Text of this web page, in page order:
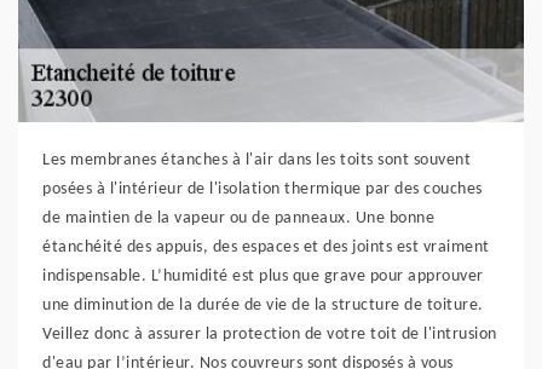
Les membranes étanches à l'air dans les toits sont souvent
posées à l'intérieur de l'isolation thermique par des couches
de maintien de la vapeur ou de panneaux. Une bonne
étanchéité des appuis, des espaces et des joints est vraiment
indispensable. L’humidité est plus que grave pour approuver
une diminution de la durée de vie de la structure de toiture.
Veillez donc à assurer la protection de votre toit de l'intrusion
d'eau par l’intérieur. Nos couvreurs sont disposés à vous